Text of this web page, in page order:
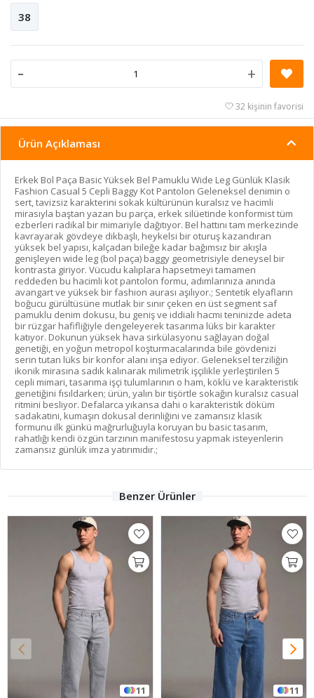
38
- +
32 kişinin favorisi
Ürün Açıklaması
Erkek Bol Paça Basic Yüksek Bel Pamuklu Wide Leg Günlük Klasik
Fashion Casual 5 Cepli Baggy Kot Pantolon Geleneksel denimin o
sert, tavizsiz karakterini sokak kültürünün kuralsız ve hacimli
mirasıyla baştan yazan bu parça, erkek silüetinde konformist tüm
ezberleri radikal bir mimariyle dağıtıyor. Bel hattını tam merkezinde
kavrayarak gövdeye dikbaşlı, heykelsi bir oturuş kazandıran
yüksek bel yapısı, kalçadan bileğe kadar bağımsız bir akışla
genişleyen wide leg (bol paça) baggy geometrisiyle deneysel bir
kontrasta giriyor. Vücudu kalıplara hapsetmeyi tamamen
reddeden bu hacimli kot pantolon formu, adımlarınıza anında
avangart ve yüksek bir fashion aurası aşılıyor.; Sentetik elyafların
boğucu gürültüsüne mutlak bir sınır çeken en üst segment saf
pamuklu denim dokusu, bu geniş ve iddialı hacmi teninizde adeta
bir rüzgar hafifliğiyle dengeleyerek tasarıma lüks bir karakter
katıyor. Dokunun yüksek hava sirkülasyonu sağlayan doğal
genetiği, en yoğun metropol koşturmacalarında bile gövdenizi
serin tutan lüks bir konfor alanı inşa ediyor. Geleneksel terziliğin
ikonik mirasına sadık kalınarak milimetrik işçilikle yerleştirilen 5
cepli mimari, tasarıma işçi tulumlarının o ham, köklü ve karakteristik
genetiğini fısıldarken; ürün, yalın bir tişörtle sokağın kuralsız casual
ritmini besliyor. Defalarca yıkansa dahi o karakteristik döküm
sadakatini, kumaşın dokusal derinliğini ve zamansız klasik
formunu ilk günkü mağrurluğuyla koruyan bu basic tasarım,
rahatlığı kendi özgün tarzının manifestosu yapmak isteyenlerin
zamansız günlük imza yatırımıdır.;
Benzer Ürünler
11 11